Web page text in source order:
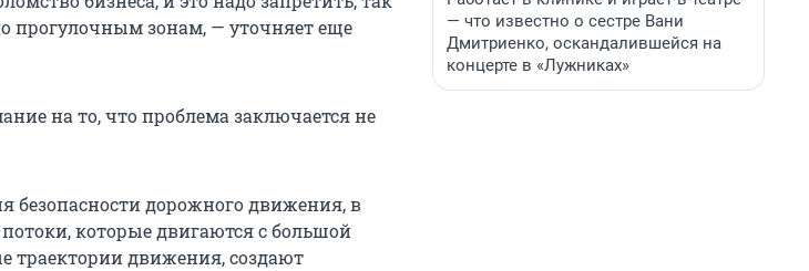
прогулочным зонам, — уточняет еще
на то, что проблема заключается не
безопасности дорожного движения, в
которые двигаются с большой
траектории движения, создают
— что известно о сестре Вани
Дмитриенко, оскандалившейся на
концерте в «Лужниках»